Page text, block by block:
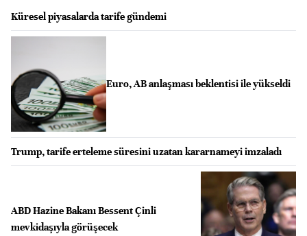
Küresel piyasalarda tarife gündemi
Euro, AB anlaşması beklentisi ile yükseldi
Trump, tarife erteleme süresini uzatan kararnameyi imzaladı
ABD Hazine Bakanı Bessent Çinli
mevkidaşıyla görüşecek